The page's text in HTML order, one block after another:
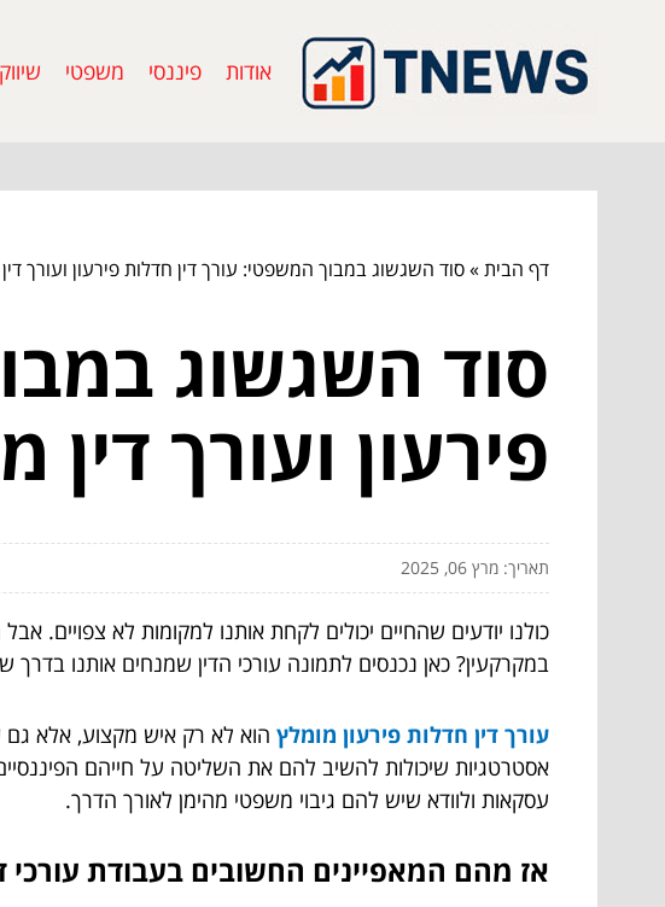
אודות פיננסי משפטי
דף הבית»סוד השגשוג במבוך המשפטי: עורך דין חדלות פירעון ועורך
סוד השגשוג
פירעון ועורך דין
תאריך: מרץ 06, 2025
כולנו יודעים שהחיים יכולים לקחת אותנו למקומות לא צפויים.
במקרקעין? כאן נכנסים לתמונה עורכי הדין שמנחים אותנו
עורך דין חדלות פירעון מומלץ הוא לא רק איש מקצוע, אלא גם
אסטרטגיות שיכולות להשיב להם את השליטה על חייהם
עסקאות ולוודא שיש להם גיבוי משפטי מהימן לאורך הדרך.
אז מהם המאפיינים החשובים בעבודת עורכי